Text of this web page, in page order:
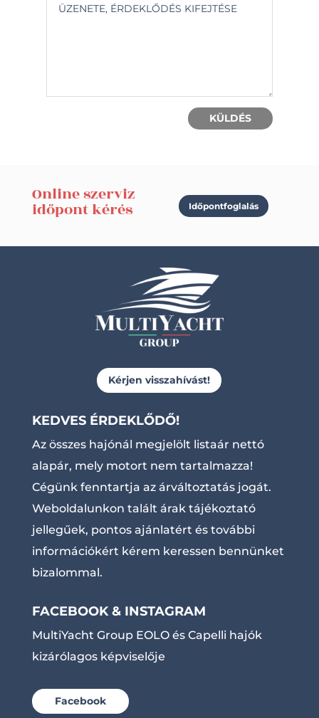
KÜLDÉS
Online szerviz
időpont kérés Időpontfoglalás
Kérjen visszahívást!
KEDVES ÉRDEKLŐDŐ!
Az összes hajónál megjelölt listaár nettó
alapár, mely motort nem tartalmazza!
Cégünk fenntartja az árváltoztatás jogát.
Weboldalunkon talált árak tájékoztató
jellegűek, pontos ajánlatért és további
információkért kérem keressen bennünket
bizalommal.
FACEBOOK & INSTAGRAM
MultiYacht Group EOLO és Capelli hajók
kizárólagos képviselője
Facebook